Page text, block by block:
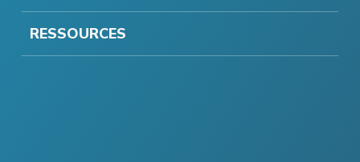
RESSOURCES